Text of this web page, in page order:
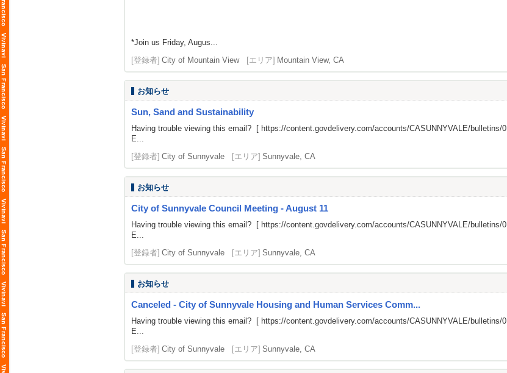
*Join us Friday, Augus...
[登録者] City of Mountain View [エリア] Mountain View, CA
お知らせ
Sun, Sand and Sustainability
Having trouble viewing this email? [ https://content.govdelivery.com/accounts/CASUNNYVALE/bulletins/0
E...
[登録者] City of Sunnyvale [エリア] Sunnyvale, CA
お知らせ
City of Sunnyvale Council Meeting - August 11
Having trouble viewing this email? [ https://content.govdelivery.com/accounts/CASUNNYVALE/bulletins/0
E...
[登録者] City of Sunnyvale [エリア] Sunnyvale, CA
お知らせ
Canceled - City of Sunnyvale Housing and Human Services Comm...
Having trouble viewing this email? [ https://content.govdelivery.com/accounts/CASUNNYVALE/bulletins/0
E...
[登録者] City of Sunnyvale [エリア] Sunnyvale, CA